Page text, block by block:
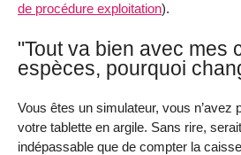
de procédure exploitation).
"Tout va bien avec mes
espèces, pourquoi
Vous êtes un simulateur, vous n’avez
votre tablette en argile. Sans rire,
indépassable que de compter la